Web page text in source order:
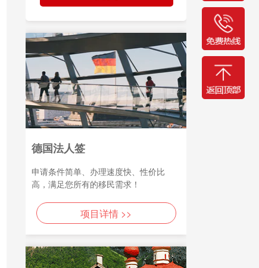
德国法人签
申请条件简单、办理速度快、性价比
高，满足您所有的移民需求！
项目详情 >>